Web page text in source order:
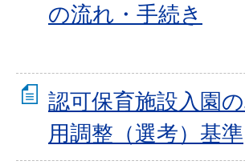
の流れ・手続き
認可保育施設入園
用調整（選考）基準